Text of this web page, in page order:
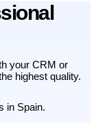
your CRM or
highest quality.
in Spain.